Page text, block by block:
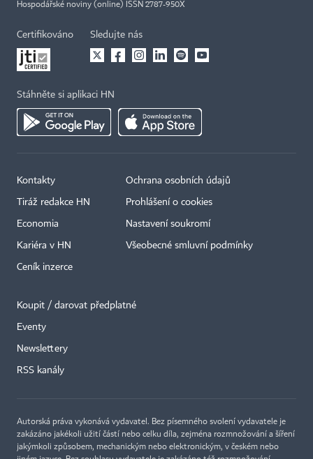
Hospodářské noviny (online) ISSN 2787-950X
Certifikováno Sledujte nás
Stáhněte si aplikaci HN
Kontakty
Tiráž redakce HN
Economia
Kariéra v HN
Ceník inzerce
Ochrana osobních údajů
Prohlášení o cookies
Nastavení soukromí
Všeobecné smluvní podmínky
Koupit / darovat předplatné
Eventy
Newslettery
RSS kanály
Autorská práva vykonává vydavatel. Bez písemného svolení vydavatele je
zakázáno jakékoli užití částí nebo celku díla, zejména rozmnožování a šíření
jakýmkoli způsobem, mechanickým nebo elektronickým, v českém nebo